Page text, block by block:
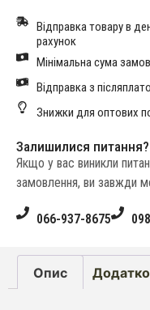
Відправка товару в
рахунок
Мінімальна сума
Відправка з
Знижки для оптових
Залишилися питання?
Якщо у вас виникли
замовлення, ви завжди
066-937-8675
Опис